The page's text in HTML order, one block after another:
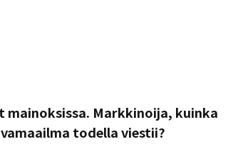
Markkinoija, kuinka
todella viestii?